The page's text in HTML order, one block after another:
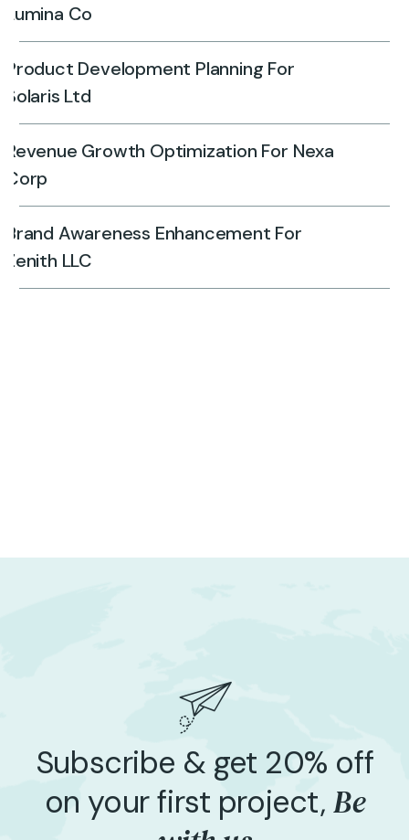
Lumina Co
Product Development Planning For
Solaris Ltd
Revenue Growth Optimization For Nexa
Corp
Brand Awareness Enhancement For
Zenith LLC
Subscribe & get 20% off
on your first project,Be